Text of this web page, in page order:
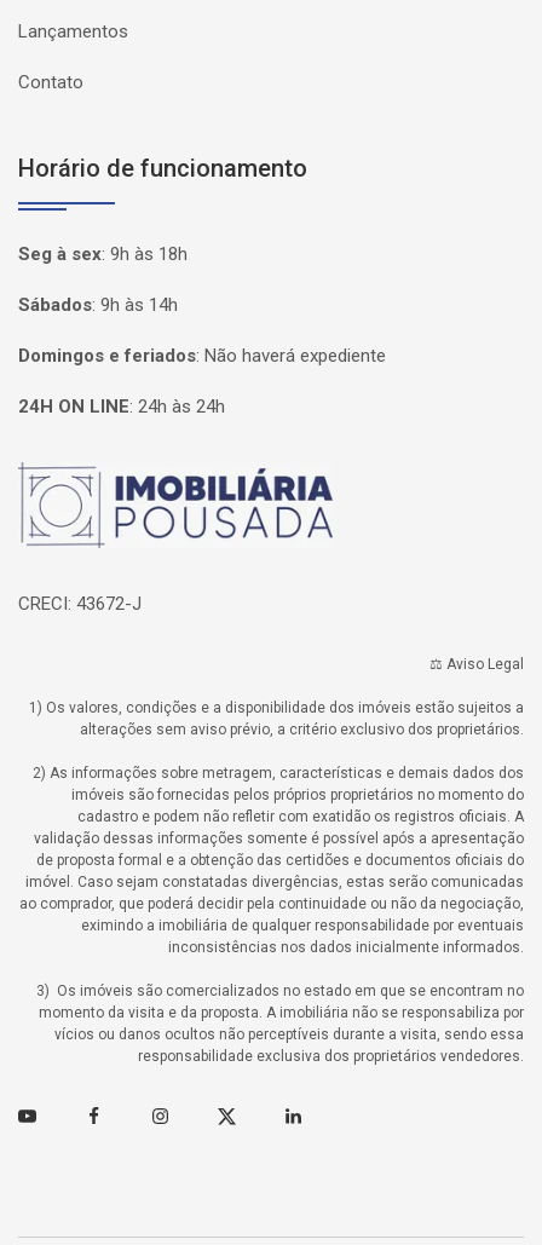
Lançamentos
Contato
Horário de funcionamento
Seg à sex: 9h às 18h
Sábados: 9h às 14h
Domingos e feriados: Não haverá expediente
24H ON LINE: 24h às 24h
Página inicial
CRECI: 43672-J
⚖️ Aviso Legal
1) Os valores, condições e a disponibilidade dos imóveis estão sujeitos a
alterações sem aviso prévio, a critério exclusivo dos proprietários.
2) As informações sobre metragem, características e demais dados dos
imóveis são fornecidas pelos próprios proprietários no momento do
cadastro e podem não refletir com exatidão os registros oficiais. A
validação dessas informações somente é possível após a apresentação
de proposta formal e a obtenção das certidões e documentos oficiais do
imóvel. Caso sejam constatadas divergências, estas serão comunicadas
ao comprador, que poderá decidir pela continuidade ou não da negociação,
eximindo a imobiliária de qualquer responsabilidade por eventuais
inconsistências nos dados inicialmente informados.
3) Os imóveis são comercializados no estado em que se encontram no
momento da visita e da proposta. A imobiliária não se responsabiliza por
vícios ou danos ocultos não perceptíveis durante a visita, sendo essa
responsabilidade exclusiva dos proprietários vendedores.
Youtube FacebookInstagramTwitter Linkedin